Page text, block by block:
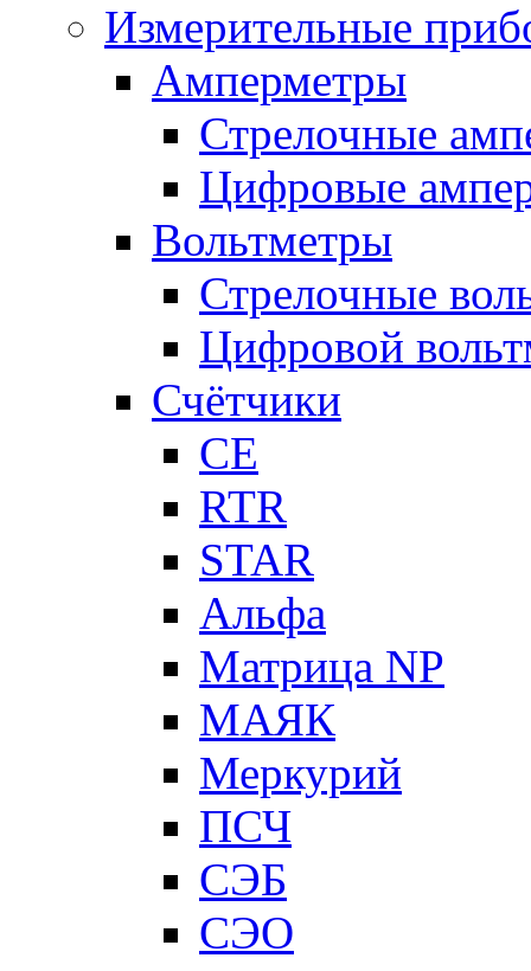
Измерительные
Амперметры
Стрелочные
Цифровые
Вольтметры
Стрелочные
Цифровой
Счётчики
CE
RTR
STAR
Альфа
Матрица NP
МАЯК
Меркурий
ПСЧ
СЭБ
СЭО